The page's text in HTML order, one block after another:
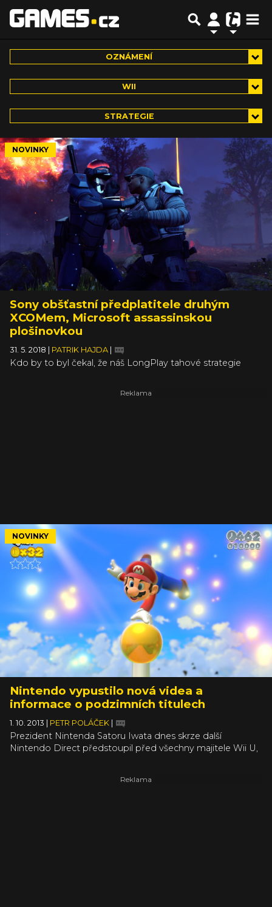
OZNÁMENÍ
WII
STRATEGIE
NOVINKY
Sony obšťastní předplatitele druhým
XCOMem, Microsoft assassinskou
plošinovkou
31. 5. 2018 PATRIK HAJDA
Kdo by to byl čekal, že náš LongPlay tahové strategie
NOVINKY
Nintendo vypustilo nová videa a
informace o podzimních titulech
1. 10. 2013 PETR POLÁČEK
Prezident Nintenda Satoru Iwata dnes skrze další
Nintendo Direct předstoupil před všechny majitele Wii U,
řadu v zásadě příjemných informací.